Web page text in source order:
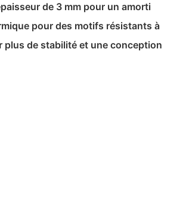
de 3 mm pour un amorti
pour des motifs résistants à
plus de stabilité et une conception